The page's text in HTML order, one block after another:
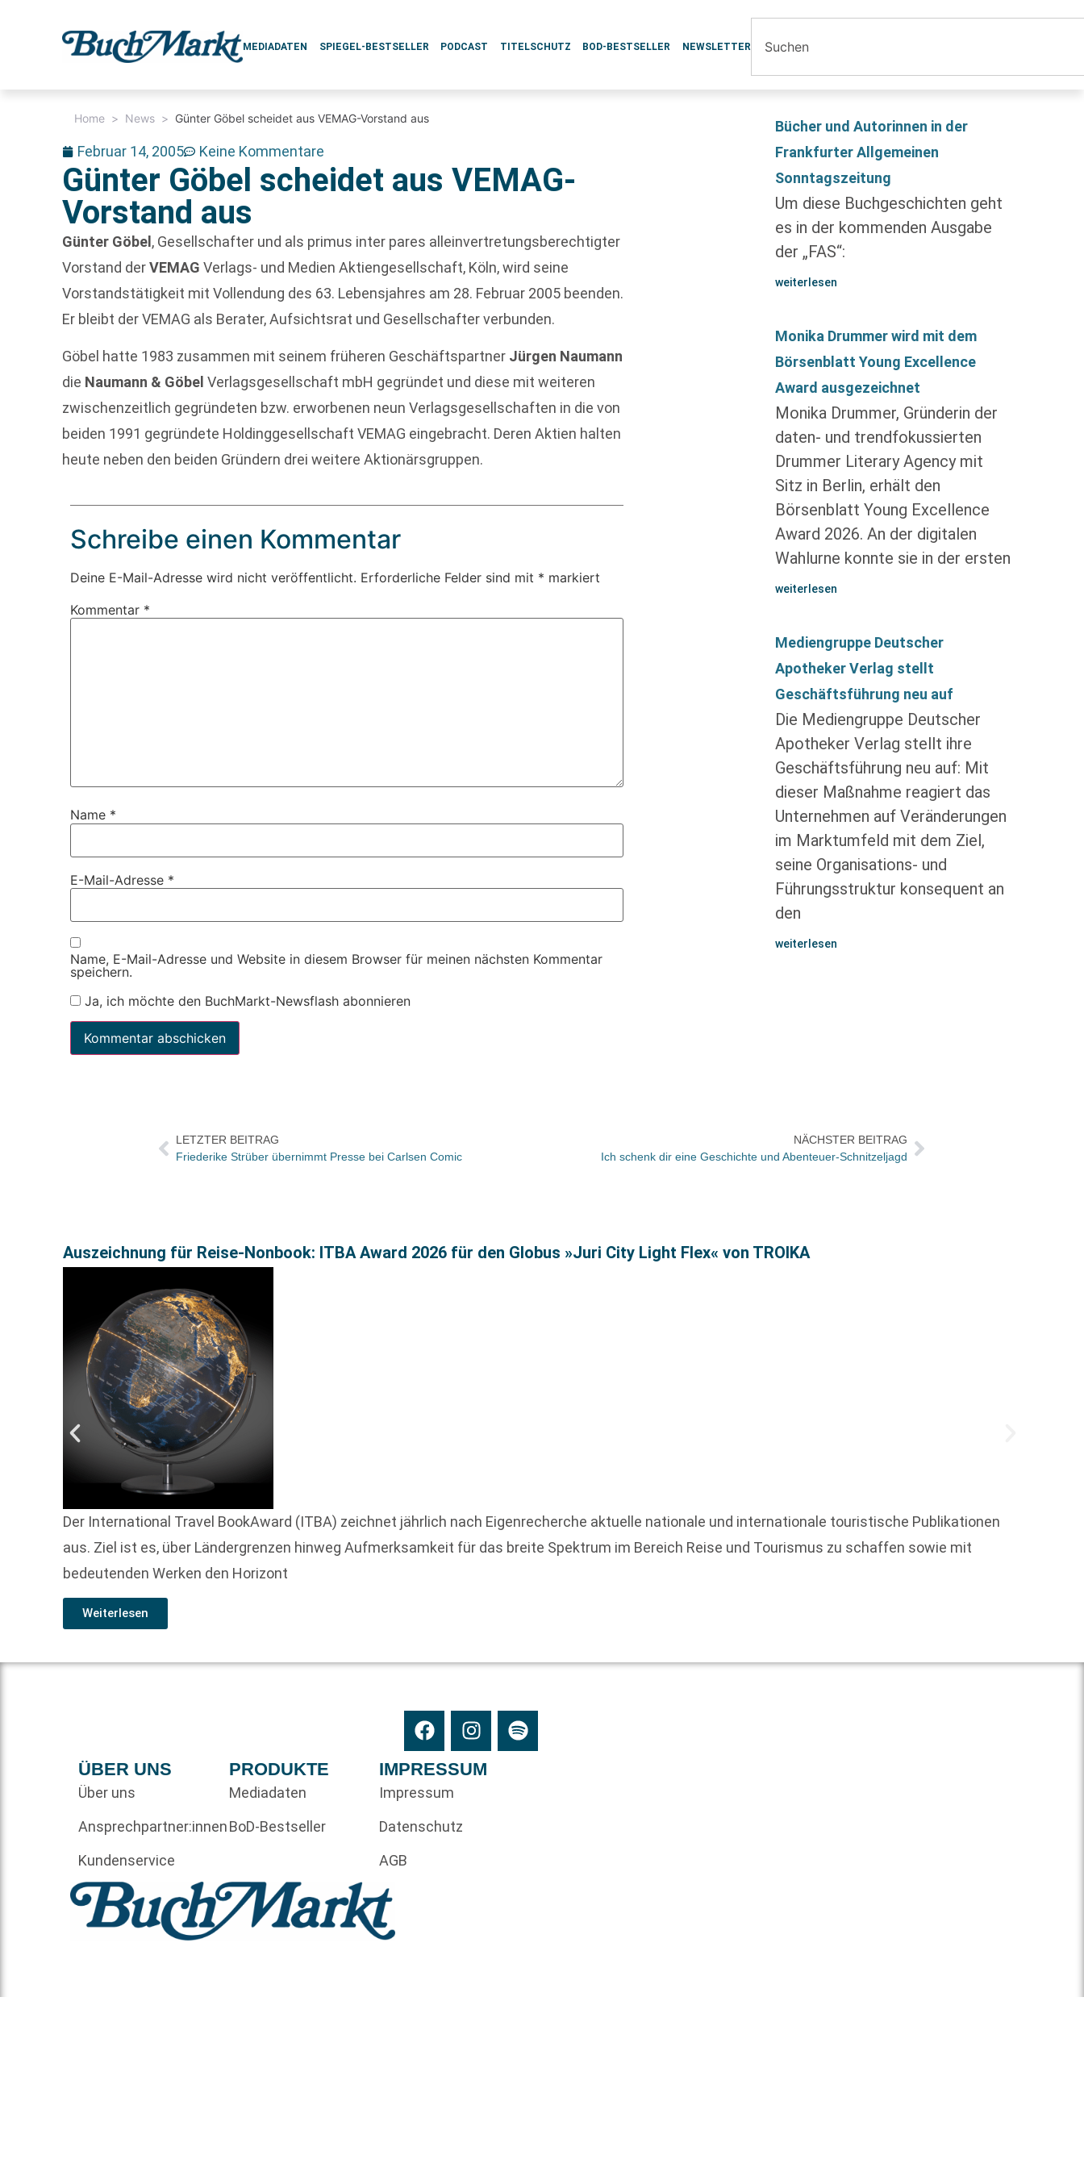
MEDIADATEN SPIEGEL-BESTSELLER PODCAST TITELSCHUTZ BOD-BESTSELLER NEWSLETTER
Home > News > Günter Göbel scheidet aus VEMAG-Vorstand aus
Februar 14, 2005 Keine Kommentare
Günter Göbel scheidet aus VEMAG-
Vorstand aus
Günter Göbel , Gesellschafter und als primus inter pares alleinvertretungsberechtigter
Vorstand derVEMAG Verlags- und Medien Aktiengesellschaft, Köln, wird seine
Vorstandstätigkeit mit Vollendung des 63. Lebensjahres am 28. Februar 2005 beenden.
Er bleibt der VEMAG als Berater, Aufsichtsrat und Gesellschafter verbunden.
Göbel hatte 1983 zusammen mit seinem früheren Geschäftspartner Jürgen Naumann
die Naumann & Göbel Verlagsgesellschaft mbH gegründet und diese mit weiteren
zwischenzeitlich gegründeten bzw. erworbenen neun Verlagsgesellschaften in die von
beiden 1991 gegründete Holdinggesellschaft VEMAG eingebracht. Deren Aktien halten
heute neben den beiden Gründern drei weitere Aktionärsgruppen.
Schreibe einen Kommentar
Deine E-Mail-Adresse wird nicht veröffentlicht. Erforderliche Felder sind mit * markiert
Kommentar *
Name *
E-Mail-Adresse *
Name, E-Mail-Adresse und Website in diesem Browser für meinen nächsten Kommentar
speichern.
Ja, ich möchte den BuchMarkt-Newsflash abonnieren
Bücher und Autorinnen in der
Frankfurter Allgemeinen
Sonntagszeitung
Um diese Buchgeschichten geht
es in der kommenden Ausgabe
der „FAS“:
weiterlesen
Monika Drummer wird mit dem
Börsenblatt Young Excellence
Award ausgezeichnet
Monika Drummer, Gründerin der
daten- und trendfokussierten
Drummer Literary Agency mit
Sitz in Berlin, erhält den
Börsenblatt Young Excellence
Award 2026. An der digitalen
Wahlurne konnte sie in der ersten
weiterlesen
Mediengruppe Deutscher
Apotheker Verlag stellt
Geschäftsführung neu auf
Die Mediengruppe Deutscher
Apotheker Verlag stellt ihre
Geschäftsführung neu auf: Mit
dieser Maßnahme reagiert das
Unternehmen auf Veränderungen
im Marktumfeld mit dem Ziel,
seine Organisations- und
Führungsstruktur konsequent an
den
weiterlesen
LETZTER BEITRAG
Friederike Strüber übernimmt Presse bei Carlsen Comic
NÄCHSTER BEITRAG
Ich schenk dir eine Geschichte und Abenteuer-Schnitzeljagd
Auszeichnung für Reise-Nonbook: ITBA Award 2026 für den Globus »Juri City Light Flex« von TROIKA
Der International Travel BookAward (ITBA) zeichnet jährlich nach Eigenrecherche aktuelle nationale und internationale touristische Publikationen
aus. Ziel ist es, über Ländergrenzen hinweg Aufmerksamkeit für das breite Spektrum im Bereich Reise und Tourismus zu schaffen sowie mit
bedeutenden Werken den Horizont
Weiterlesen
ÜBER UNS
Über uns
Ansprechpartner:innen
Kundenservice
PRODUKTE
Mediadaten
BoD-Bestseller
IMPRESSUM
Impressum
Datenschutz
AGB